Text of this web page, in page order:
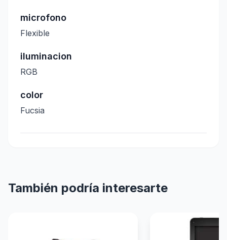
microfono
Flexible
iluminacion
RGB
color
Fucsia
También podría interesarte